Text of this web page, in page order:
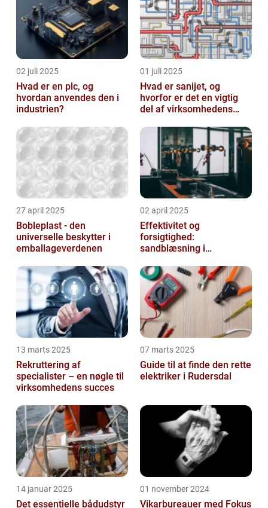
02 juli 2025
Hvad er en plc, og
hvordan anvendes den i
industrien?
01 juli 2025
Hvad er sanijet, og
hvorfor er det en vigtig
del af virksomhedens
27 april 2025
Bobleplast - den
universelle beskytter i
emballageverdenen
02 april 2025
Effektivitet og
forsigtighed:
sandblæsning i
13 marts 2025
Rekruttering af
specialister – en nøgle til
virksomhedens succes
07 marts 2025
Guide til at finde den rette
elektriker i Rudersdal
14 januar 2025
Det essentielle bådudstyr
01 november 2024
Vikarbureauer med Fokus